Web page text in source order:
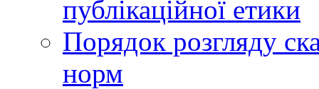
публікаційної етики
Порядок розгляду
норм